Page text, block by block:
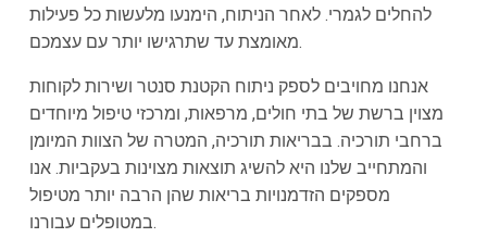
להחלים לגמרי. לאחר הניתוח, הימנעו מלעשות כל פעילות
מאומצת עד שתרגישו יותר עם עצמכם.
אנחנו מחויבים לספק ניתוח הקטנת סנטר ושירות לקוחות
מצוין ברשת של בתי חולים, מרפאות, ומרכזי טיפול מיוחדים
ברחבי תורכיה. בבריאות תורכיה, המטרה של הצוות המיומן
והמתחייב שלנו היא להשיג תוצאות מצוינות בעקביות. אנו
מספקים הזדמנויות בריאות שהן הרבה יותר מטיפול
במטופלים עבורנו.